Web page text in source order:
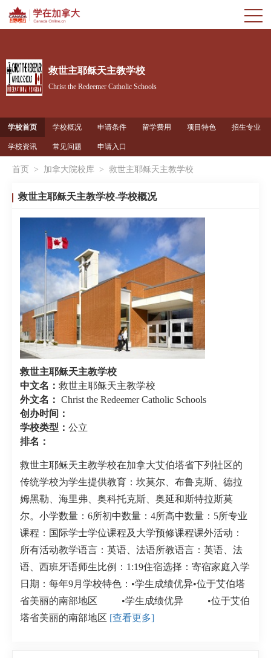
救世主耶稣天主教学校
Christ the Redeemer Catholic Schools
学校首页 学校概况 申请条件 留学费用 项目特色 招生专业
学校资讯 常见问题 申请入口
首页 > 加拿大院校库 > 救世主耶稣天主教学校
救世主耶稣天主教学校-学校概况
救世主耶稣天主教学校
中文名： 救世主耶稣天主教学校
外文名： Christ the Redeemer Catholic Schools
创办时间：
学校类型： 公立
排名：
救世主耶稣天主教学校在加拿大艾伯塔省下列社区的
传统学校为学生提供教育：坎莫尔、布鲁克斯、德拉
姆黑勒、海里弗、奥科托克斯、奥延和斯特拉斯莫
尔。小学数量：6所初中数量：4所高中数量：5所专业
课程：国际学士学位课程及大学预修课程课外活动：
所有活动教学语言：英语、法语所教语言：英语、法
语、西班牙语师生比例：1:19住宿选择：寄宿家庭入学
日期：每年9月学校特色：•学生成绩优异•位于艾伯塔
省美丽的南部地区 •学生成绩优异 •位于艾伯
塔省美丽的南部地区 [查看更多]